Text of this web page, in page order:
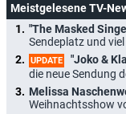
Meistgelesene TV-
"The Masked
Sendeplatz und
UPDATE "Joko &
die neue Sendung
Melissa
Weihnachtsshow